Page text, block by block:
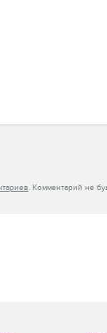
. Комментарий не